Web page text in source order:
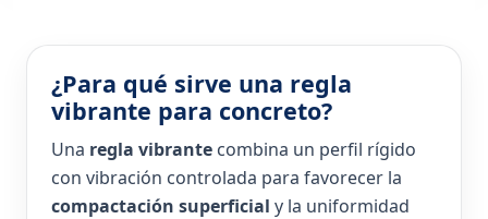
¿Para qué sirve una regla
vibrante para concreto?
Una regla vibrante combina un perfil rígido
con vibración controlada para favorecer la
compactación superficial y la uniformidad